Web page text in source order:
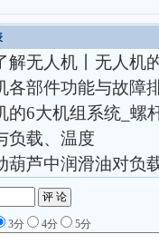
解无人机丨无人机
各部件功能与故障
的6大机组系统_螺
负载、温度
葫芦中润滑油对负
3分 4分 5分